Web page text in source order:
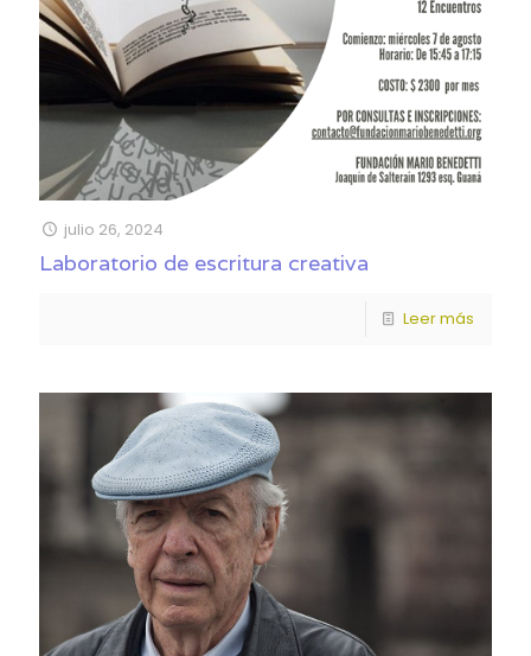
julio 26, 2024
Laboratorio de escritura creativa
Leer más